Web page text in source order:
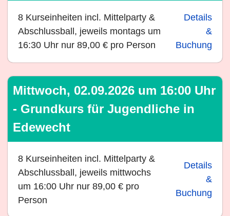
8 Kurseinheiten incl. Mittelparty &
Abschlussball, jeweils montags um
16:30 Uhr nur 89,00 € pro Person
Details
&
Buchung
Mittwoch, 02.09.2026 um 16:00 Uhr
- Grundkurs für Jugendliche in
Edewecht
8 Kurseinheiten incl. Mittelparty &
Abschlussball, jeweils mittwochs
um 16:00 Uhr nur 89,00 € pro
Person
Details
&
Buchung